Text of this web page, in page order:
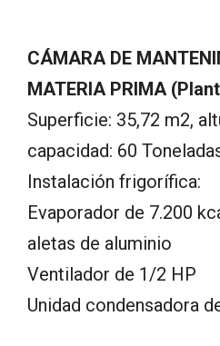
CÁMARA DE
MATERIA PRIMA
Superficie: 35,72 m2,
capacidad: 60
Instalación frigorífica:
Evaporador de 7.200
aletas de aluminio
Ventilador de 1/2 HP
Unidad condensadora